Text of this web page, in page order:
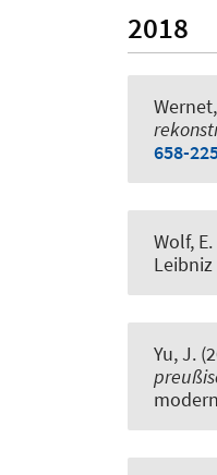
2018
658-
Wolf,
Yu, J.